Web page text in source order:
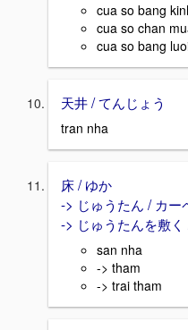
cua so bang
cua so chan
cua so bang
天井 / てんじょう
tran nha
床 / ゆか
-> じゅうたん / カー
-> じゅうたんを敷く
san nha
-> tham
-> trai tham